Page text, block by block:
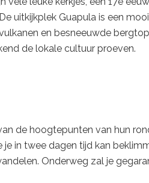
uitkijkplek Guapula is een
en besneeuwde
de lokale cultuur proeven.
de hoogtepunten van hun
in twee dagen tijd kan
Onderweg zal je